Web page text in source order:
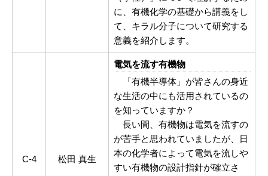
に、有機化学の基礎から講義をし
て、キラル分子について研究する
意義を紹介します。
C-4 松田 真生
電気を流す有機物
「有機半導体」が皆さんの身近
な生活の中にも活用されているの
を知っていますか？
長い間、有機物は電気を流すの
が苦手と思われていましたが、日
本の化学者によって電気を流しや
すい有機物の設計指針が確立さ